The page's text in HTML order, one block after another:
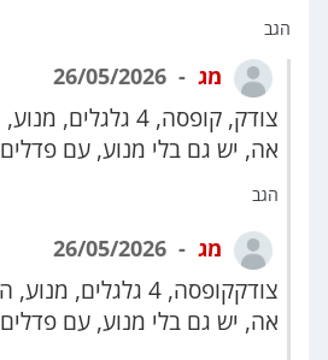
הגב
מג
צודק, קופסה, 4 גלגלים, מנוע, הגה
אה, יש גם בלי מנוע, עם פדלים
הגב
מג
צודקקופסה, 4 גלגלים, מנוע, הגה
אה, יש גם בלי מנוע, עם פדלים